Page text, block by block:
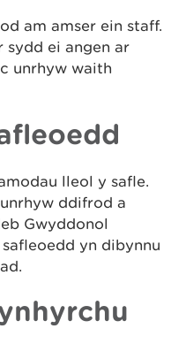
am amser ein staff.
sydd ei angen ar
unrhyw waith
lleol y safle.
ddifrod a
Gwyddonol
yn dibynnu